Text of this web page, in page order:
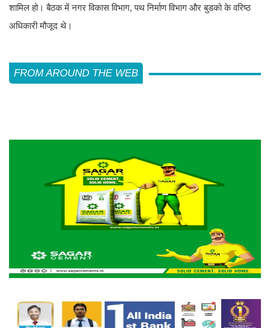
शामिल हो। बैठक में नगर विकास विभाग, पथ निर्माण विभाग और बुडको के वरिष्ठ
अधिकारी मौजूद थे।
FROM AROUND THE WEB